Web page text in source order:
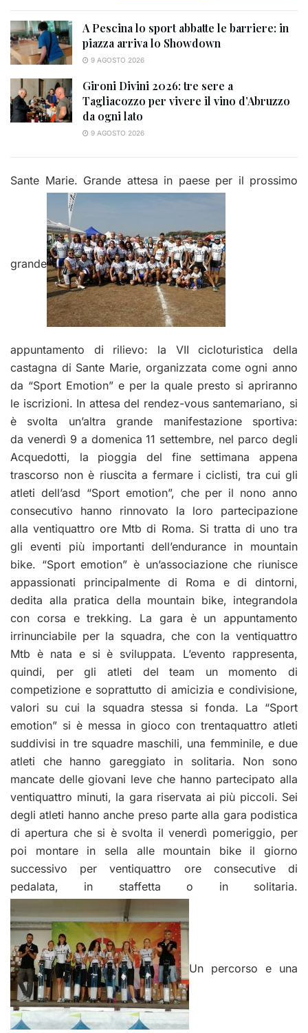
A Pescina lo sport abbatte le barriere: in
piazza arriva lo Showdown
9 AGOSTO 2026
Gironi Divini 2026: tre sere a
Tagliacozzo per vivere il vino d’Abruzzo
da ogni lato
9 AGOSTO 2026
Sante Marie. Grande attesa in paese per il prossimo
grande
appuntamento di rilievo: la VII cicloturistica della
castagna di Sante Marie, organizzata come ogni anno
da “Sport Emotion” e per la quale presto si apriranno
le iscrizioni. In attesa del rendez-vous santemariano, si
è svolta un’altra grande manifestazione sportiva:
da venerdì 9 a domenica 11 settembre, nel parco degli
Acquedotti, la pioggia del fine settimana appena
trascorso non è riuscita a fermare i ciclisti, tra cui gli
atleti dell’asd “Sport emotion”, che per il nono anno
consecutivo hanno rinnovato la loro partecipazione
alla ventiquattroore Mtb di Roma. Si tratta di uno tra
gli eventi più importanti dell’endurance in mountain
bike. “Sport emotion” è un’associazione che riunisce
appassionati principalmente di Roma e di dintorni,
dedita alla pratica della mountain bike, integrandola
con corsa e trekking. La gara è un appuntamento
irrinunciabile per la squadra, che con la ventiquattro
Mtb è nata e si è sviluppata. L’evento rappresenta,
quindi, per gli atleti del team un momento di
competizione e soprattutto di amicizia e condivisione,
valori su cui la squadra stessa si fonda. La “Sport
emotion” si è messa in gioco con trentaquattro atleti
suddivisi in tre squadre maschili, una femminile, e due
atleti che hanno gareggiato in solitaria. Non sono
mancate delle giovani leve che hanno partecipato alla
ventiquattro minuti, la gara riservata ai più piccoli. Sei
degli atleti hanno anche preso parte alla gara podistica
di apertura che si è svolta il venerdì pomeriggio, per
poi montare in sella alle mountain bike il giorno
successivo per ventiquattro ore consecutive di
pedalata, in staffetta o in solitaria.
Un percorso e una